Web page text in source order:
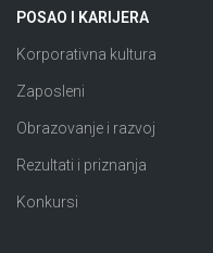
POSAO I KARIJERA
Korporativna kultura
Zaposleni
Obrazovanje i razvoj
Rezultati i priznanja
Konkursi